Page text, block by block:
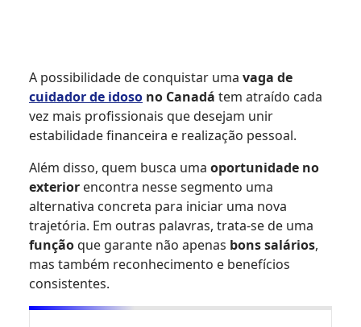
A possibilidade de conquistar uma vaga de
cuidador de idoso no Canadá tem atraído cada
vez mais profissionais que desejam unir
estabilidade financeira e realização pessoal.
Além disso, quem busca uma oportunidade no
exterior encontra nesse segmento uma
alternativa concreta para iniciar uma nova
trajetória. Em outras palavras, trata-se de uma
funçãoque garante não apenas bons salários,
mas também reconhecimento e benefícios
consistentes.